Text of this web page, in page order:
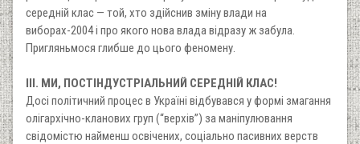
середній клас — той, хто здійснив зміну влади на
виборах-2004 і про якого нова влада відразу ж забула.
Пригляньмося глибше до цього феномену.
III. МИ, ПОСТІНДУСТРІАЛЬНИЙ СЕРЕДНІЙ КЛАС!
Досі політичний процес в Україні відбувався у формі змагання
олігархічно-кланових груп (“верхів”) за маніпулювання
свідомістю найменш освічених, соціально пасивних верств